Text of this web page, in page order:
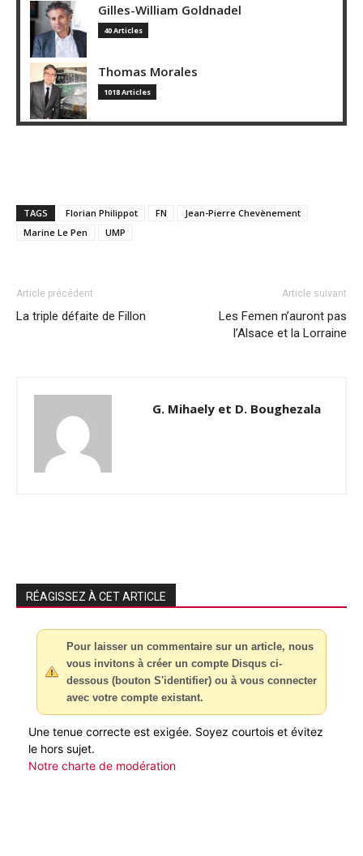
Gilles-William Goldnadel
40 Articles
Thomas Morales
1018 Articles
TAGS Florian Philippot FN
Jean-Pierre Chevènement
Marine Le Pen
UMP
Article précédent
La triple défaite de Fillon
Article suivant
Les Femen n’auront pas
l’Alsace et la Lorraine
G. Mihaely et D. Boughezala
RÉAGISSEZ À CET ARTICLE
Pour laisser un commentaire sur un article, nous
vous invitons à créer un compte Disqus ci-
dessous (bouton S'identifier) ou à vous connecter
avec votre compte existant.
Une tenue correcte est exigée. Soyez courtois et évitez
le hors sujet.
Notre charte de modération